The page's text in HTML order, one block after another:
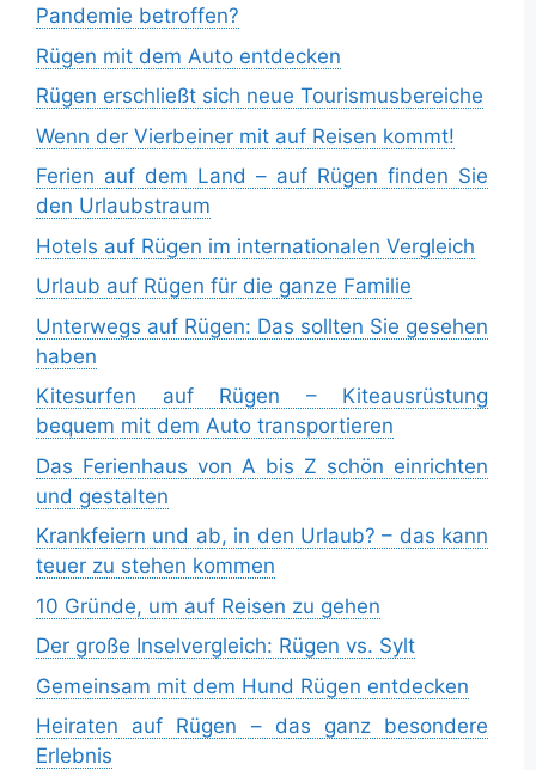
Pandemie betroffen?
Rügen mit dem Auto entdecken
Rügen erschließt sich neue Tourismusbereiche
Wenn der Vierbeiner mit auf Reisen kommt!
Ferien auf dem Land – auf Rügen finden Sie
den Urlaubstraum
Hotels auf Rügen im internationalen Vergleich
Urlaub auf Rügen für die ganze Familie
Unterwegs auf Rügen: Das sollten Sie gesehen
haben
Kitesurfen auf Rügen – Kiteausrüstung
bequem mit dem Auto transportieren
Das Ferienhaus von A bis Z schön einrichten
und gestalten
Krankfeiern und ab, in den Urlaub? – das kann
teuer zu stehen kommen
10 Gründe, um auf Reisen zu gehen
Der große Inselvergleich: Rügen vs. Sylt
Gemeinsam mit dem Hund Rügen entdecken
Heiraten auf Rügen – das ganz besondere
Erlebnis